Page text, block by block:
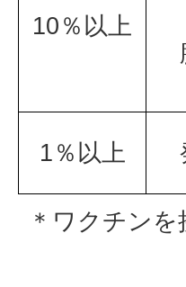
10％以上
1％以上
＊ワクチン